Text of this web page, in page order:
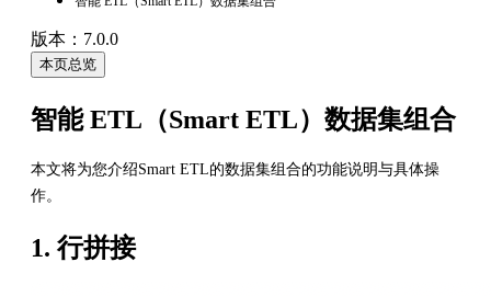
版本：7.0.0
本页总览
智能 ETL（Smart ETL）数据集组合
本文将为您介绍Smart ETL的数据集组合的功能说明与具体操
作。
1. 行拼接